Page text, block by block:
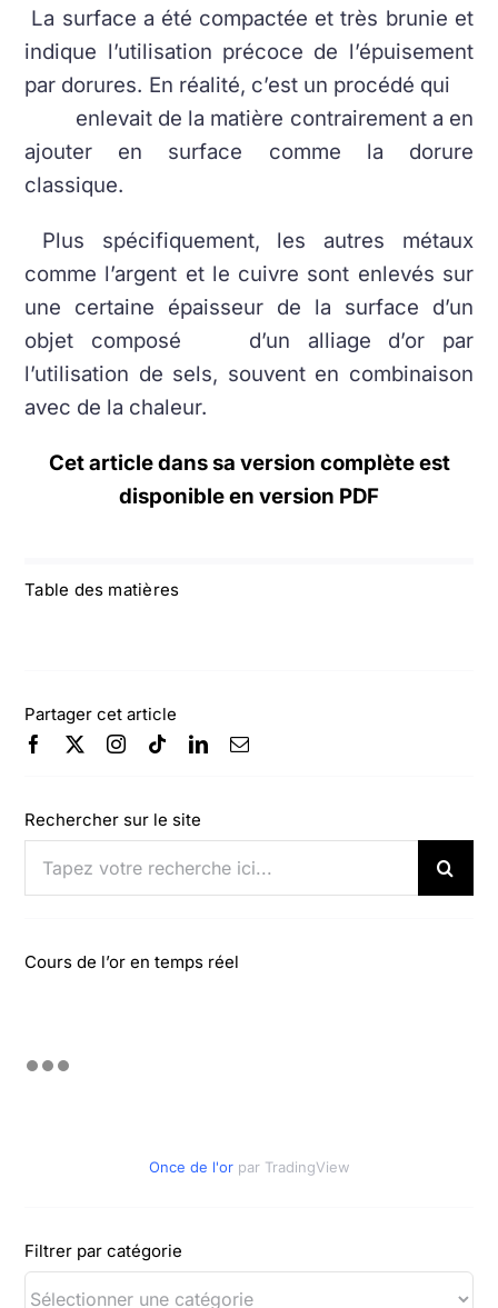
Table des matières
Partager cet article
Rechercher sur le site
Cours de l’or en temps réel
Once de l'or par TradingView
Filtrer par catégorie
La surface a été compactée et très brunie et
indique l’utilisation précoce de l’épuisement
par dorures. En réalité, c’est un procédé qui
enlevait de la matière contrairement a en
ajouter en surface comme la dorure
classique.
Plus spécifiquement, les autres métaux
comme l’argent et le cuivre sont enlevés sur
une certaine épaisseur de la surface d’un
objet composé d’un alliage d’or par
l’utilisation de sels, souvent en combinaison
avec de la chaleur.
Cet article dans sa version complète est
disponible en version PDF